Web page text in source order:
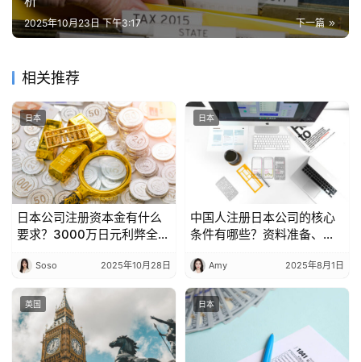
下一篇
2025年10月23日 下午3:17
相关推荐
日本
日本公司注册资本金有什么
要求？3000万日元利弊全分
Soso 2025年10月28日
日本
中国人注册日本公司的核心
条件有哪些？资料准备、构
Amy 2025年8月1日
英国 日本